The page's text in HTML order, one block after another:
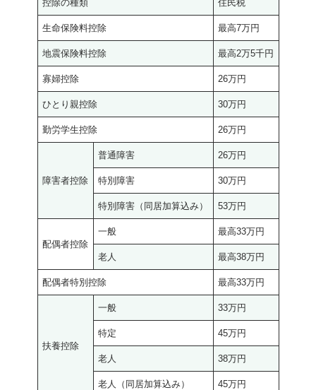
控除の種類 住民税
生命保険料控除 最高7万円
地震保険料控除 最高2万5千円
寡婦控除 26万円
ひとり親控除 30万円
勤労学生控除 26万円
障害者控除
普通障害 26万円
特別障害 30万円
特別障害（同居加算込み） 53万円
配偶者控除
一般 最高33万円
老人 最高38万円
配偶者特別控除 最高33万円
扶養控除
一般 33万円
特定 45万円
老人 38万円
老人（同居加算込み） 45万円